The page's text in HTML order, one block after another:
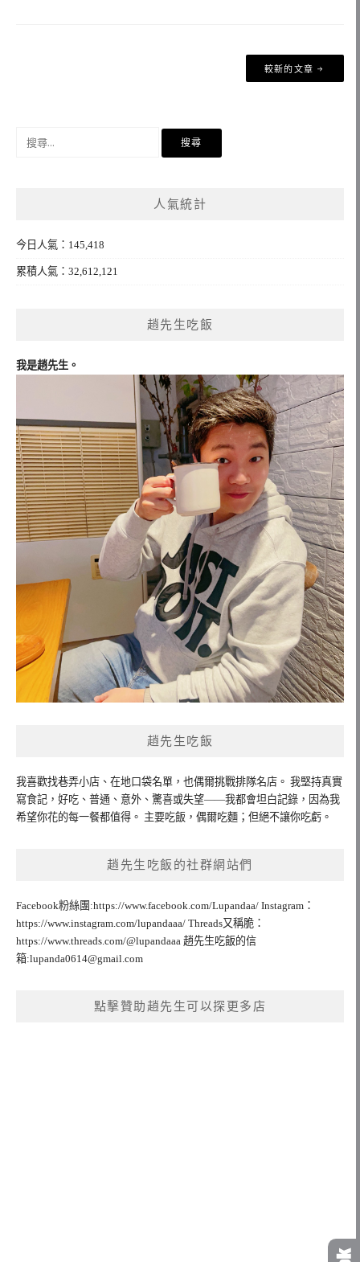
覽
較新的文章
人氣統計
今日人氣：145,418
累積人氣：32,612,121
趙先生吃飯
我是趙先生。
趙先生吃飯
我喜歡找巷弄小店、在地口袋名單，也偶爾挑戰排隊名店。 我堅持真實
寫食記，好吃、普通、意外、驚喜或失望——我都會坦白記錄，因為我
希望你花的每一餐都值得。 主要吃飯，偶爾吃麵；但絕不讓你吃虧。
趙先生吃飯的社群網站們
Facebook粉絲團:https://www.facebook.com/Lupandaa/ Instagram：
https://www.instagram.com/lupandaaa/ Threads又稱脆：
https://www.threads.com/@lupandaaa 趙先生吃飯的信
箱:lupanda0614@gmail.com
點擊贊助趙先生可以探更多店